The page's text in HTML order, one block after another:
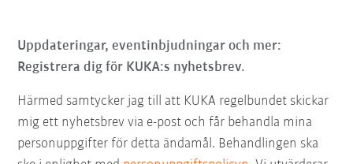
Uppdateringar, eventinbjudningar och mer:
Registrera dig för KUKA:s nyhetsbrev.
Härmed samtycker jag till att KUKA regelbundet skickar
mig ett nyhetsbrev via e-post och får behandla mina
personuppgifter för detta ändamål. Behandlingen ska